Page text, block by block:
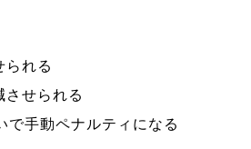
られる
させられる
で手動ペナルティになる